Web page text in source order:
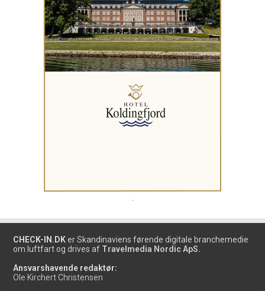
CHECK-IN.DK er Skandinaviens førende digitale branchemedie
om luftfart og drives af Travelmedia Nordic ApS.
Ansvarshavende redaktør:
Ole Kirchert Christensen